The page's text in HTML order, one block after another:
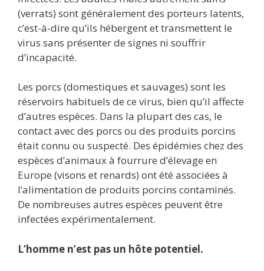
(verrats) sont généralement des porteurs latents,
c’est-à-dire qu’ils hébergent et transmettent le
virus sans présenter de signes ni souffrir
d’incapacité.
Les porcs (domestiques et sauvages) sont les
réservoirs habituels de ce virus, bien qu’il affecte
d’autres espèces. Dans la plupart des cas, le
contact avec des porcs ou des produits porcins
était connu ou suspecté. Des épidémies chez des
espèces d’animaux à fourrure d’élevage en
Europe (visons et renards) ont été associées à
l’alimentation de produits porcins contaminés.
De nombreuses autres espèces peuvent être
infectées expérimentalement.
L’homme n’est pas un hôte potentiel.